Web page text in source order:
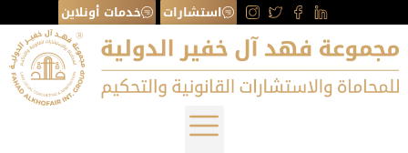
استشارات خدمات أونلاين